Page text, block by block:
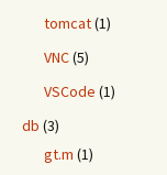
tomcat(1)
VNC(5)
VSCode (1)
db (3)
gt.m (1)